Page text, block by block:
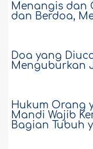
Menangis dan
dan Berdoa,
Doa yang
Menguburkan
Hukum Orang
Mandi Wajib
Bagian Tubuh